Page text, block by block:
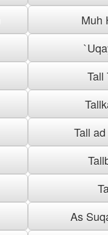
Muh
Tall
Tall
As